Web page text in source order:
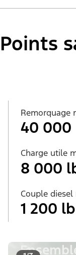
Points
Remorquage
40 000
Charge utile
8 000
Couple
1 200